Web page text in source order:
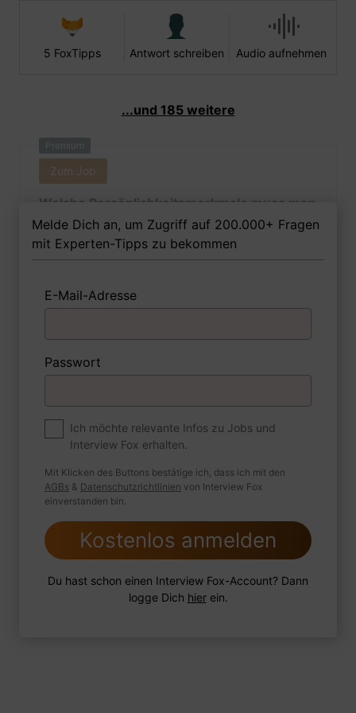
5 FoxTipps Antwort schreiben Audio aufnehmen
...und 185 weitere
Premium
Zum Job
Welche Persönlichkeitsmerkmale muss man
als Technische Konfektionärin Ihrer
Meinung nach besitzen, um in dem Job
erfolgreich zu sein?
1 FoxTipp Antwort schreiben Audio aufnehmen
Wie sind Sie mit einer Situation
umgegangen, in der Sie einen
leistungsschwachen Mitarbeiter hatten?
Melde Dich an, um Zugriff auf 200.000+ Fragen
mit Experten-Tipps zu bekommen
E-Mail-Adresse
Passwort
Ich möchte relevante Infos zu Jobs und
Interview Fox erhalten.
Mit Klicken des Buttons bestätige ich, dass ich mit den
AGBs & Datenschutzrichtlinien von Interview Fox
einverstanden bin.
Kostenlos anmelden
Du hast schon einen Interview Fox-Account? Dann
logge Dich hierein.